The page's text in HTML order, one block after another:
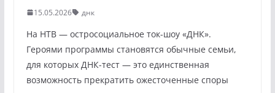
15.05.2026 днк
На НТВ — остросоциальное ток-шоу «ДНК».
Героями программы становятся обычные семьи,
для которых ДНК-тест — это единственная
возможность прекратить ожесточенные споры